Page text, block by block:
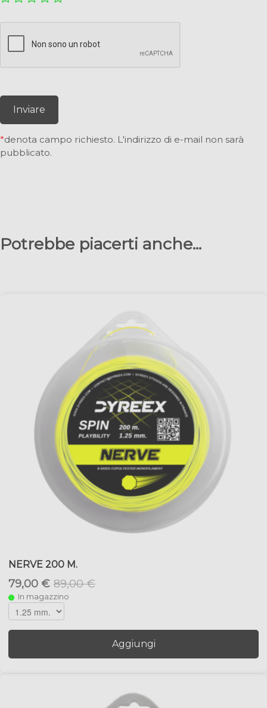
Inviare
*denota campo richiesto. L'indirizzo di e-mail non sarà
pubblicato.
Potrebbe piacerti anche...
NERVE 200 M.
79,00 € 89,00 €
In magazzino
Aggiungi